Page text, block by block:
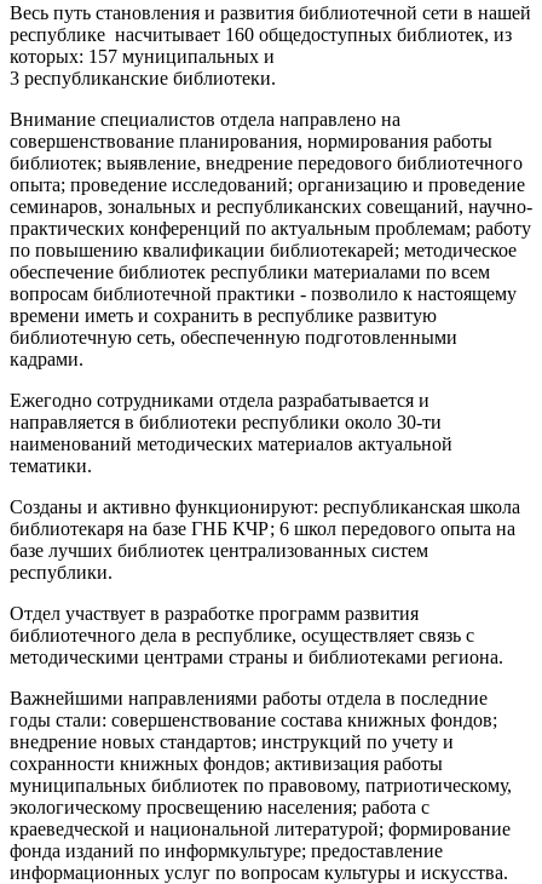
Весь путь становления и развития библиотечной сети в нашей
республике насчитывает 160 общедоступных библиотек, из
которых: 157 муниципальных и
3 республиканские библиотеки.
Внимание специалистов отдела направлено на
совершенствование планирования, нормирования работы
библиотек; выявление, внедрение передового библиотечного
опыта; проведение исследований; организацию и проведение
семинаров, зональных и республиканских совещаний, научно-
практических конференций по актуальным проблемам; работу
по повышению квалификации библиотекарей; методическое
обеспечение библиотек республики материалами по всем
вопросам библиотечной практики - позволило к настоящему
времени иметь и сохранить в республике развитую
библиотечную сеть, обеспеченную подготовленными
кадрами.
Ежегодно сотрудниками отдела разрабатывается и
направляется в библиотеки республики около 30-ти
наименований методических материалов актуальной
тематики.
Созданы и активно функционируют: республиканская школа
библиотекаря на базе ГНБ КЧР; 6 школ передового опыта на
базе лучших библиотек централизованных систем
республики.
Отдел участвует в разработке программ развития
библиотечного дела в республике, осуществляет связь с
методическими центрами страны и библиотеками региона.
Важнейшими направлениями работы отдела в последние
годы стали: совершенствование состава книжных фондов;
внедрение новых стандартов; инструкций по учету и
сохранности книжных фондов; активизация работы
муниципальных библиотек по правовому, патриотическому,
экологическому просвещению населения; работа с
краеведческой и национальной литературой; формирование
фонда изданий по информкультуре; предоставление
информационных услуг по вопросам культуры и искусства.